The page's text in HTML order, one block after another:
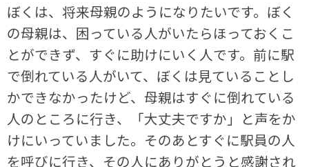
ぼくは、将来母親のようになりたいです。ぼく
の母親は、困っている人がいたらほっておくこ
とができず、すぐに助けにいく人です。前に駅
で倒れている人がいて、ぼくは見ていることし
かできなかったけど、母親はすぐに倒れている
人のところに行き、「大丈夫ですか」と声をか
けにいっていました。そのあとすぐに駅員の人
を呼びに行き、その人にありがとうと感謝され